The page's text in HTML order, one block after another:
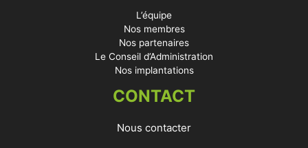
L’équipe
Nos membres
Nos partenaires
Le Conseil d’Administration
Nos implantations
CONTACT
Nous contacter